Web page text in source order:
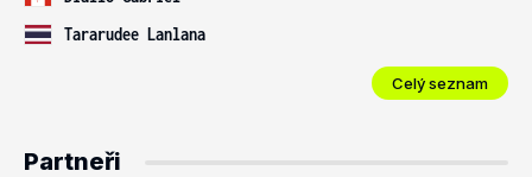
Tararudee Lanlana
Celý seznam
Partneři